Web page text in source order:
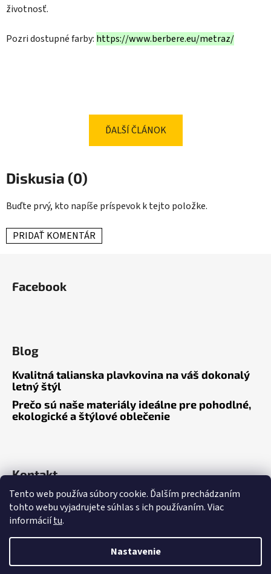
Tento web používa súbory cookie. Ďalším prechádzaním
tohto webu vyjadrujete súhlas s ich používaním. Viac
informáciítu.
Nastavenie
životnosť.
Pozri dostupné farby: https://www.berbere.eu/metraz/
ĎALŠÍ ČLÁNOK
Diskusia (0)
Buďte prvý, kto napíše príspevok k tejto položke.
PRIDAŤ KOMENTÁR
Facebook
Blog
Kvalitná talianska plavkovina na váš dokonalý
letný štýl
Prečo sú naše materiály ideálne pre pohodlné,
ekologické a štýlové oblečenie
Kontakt